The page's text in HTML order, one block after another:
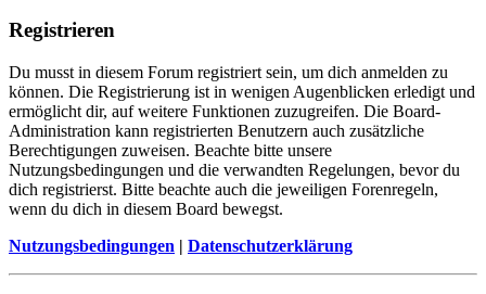
Registrieren
Du musst in diesem Forum registriert sein, um dich anmelden zu
können. Die Registrierung ist in wenigen Augenblicken erledigt und
ermöglicht dir, auf weitere Funktionen zuzugreifen. Die Board-
Administration kann registrierten Benutzern auch zusätzliche
Berechtigungen zuweisen. Beachte bitte unsere
Nutzungsbedingungen und die verwandten Regelungen, bevor du
dich registrierst. Bitte beachte auch die jeweiligen Forenregeln,
wenn du dich in diesem Board bewegst.
Nutzungsbedingungen | Datenschutzerklärung